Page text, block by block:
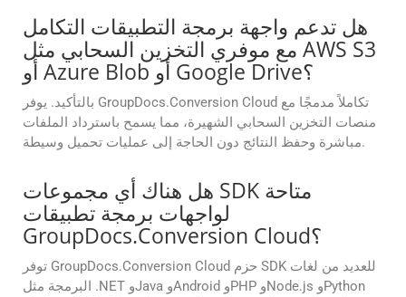
هل تدعم واجهة برمجة التطبيقات التكامل
مع موفري التخزين السحابي مثل AWS S3
أو Azure Blob أو Google Drive؟
بالتأكيد. يوفر GroupDocs.Conversion Cloud تكاملاً مدمجًا مع
منصات التخزين السحابي الشهيرة، مما يسمح باسترداد الملفات
مباشرة وحفظ النتائج دون الحاجة إلى عمليات تحميل وسيطة.
هل هناك أي مجموعات SDK متاحة
لواجهات برمجة تطبيقات
GroupDocs.Conversion Cloud؟
توفر GroupDocs.Conversion Cloud حزم SDK للعديد من لغات
البرمجة مثل .NET وJava وAndroid وPHP وNode.js وPython